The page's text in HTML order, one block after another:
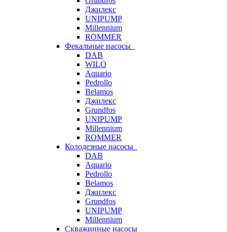
Джилекс
UNIPUMP
Millennium
ROMMER
Фекальные насосы
DAB
WILO
Aquario
Pedrollo
Belamos
Джилекс
Grundfos
UNIPUMP
Millennium
ROMMER
Колодезные насосы
DAB
Aquario
Pedrollo
Belamos
Джилекс
Grundfos
UNIPUMP
Millennium
Скважинные насосы